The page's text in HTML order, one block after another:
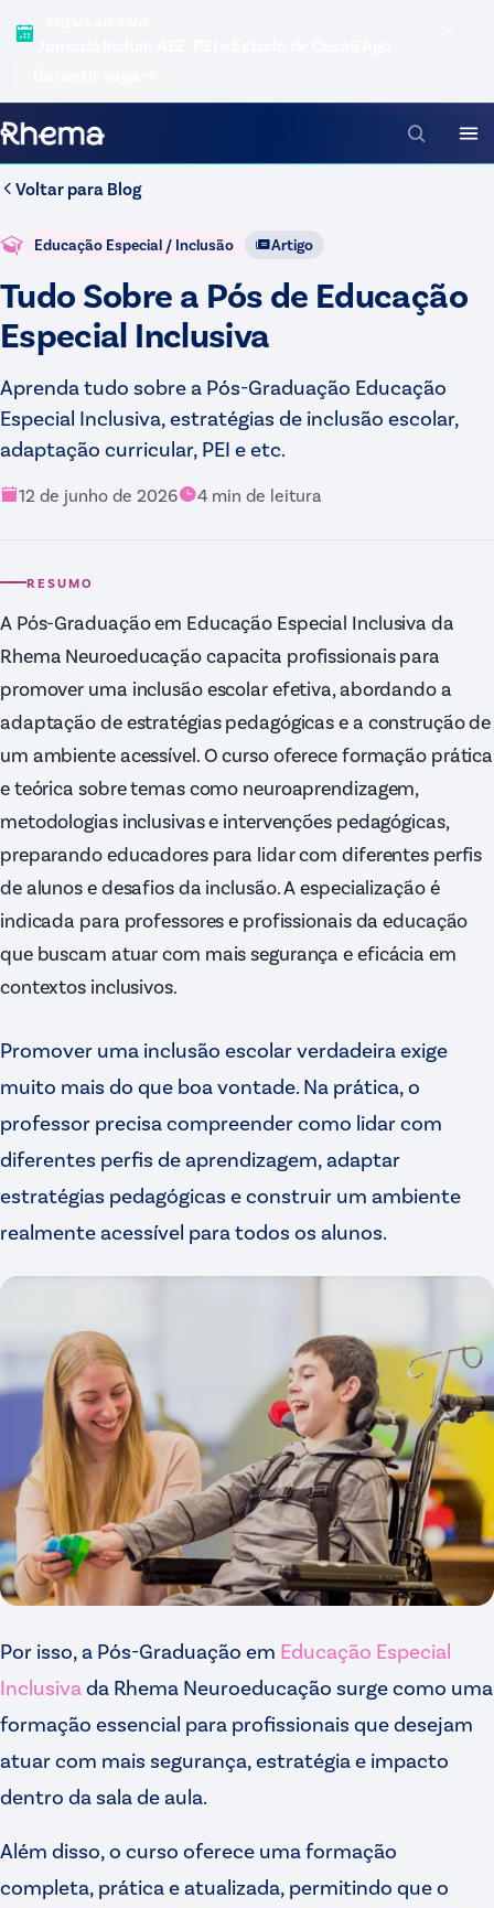
Voltar para Blog
Educação Especial / Inclusão Artigo
Tudo Sobre a Pós de Educação
Especial Inclusiva
Aprenda tudo sobre a Pós-Graduação Educação
Especial Inclusiva, estratégias de inclusão escolar,
adaptação curricular, PEI e etc.
12 de junho de 2026 4 min de leitura
RESUMO
A Pós-Graduação em Educação Especial Inclusiva da
Rhema Neuroeducação capacita profissionais para
promover uma inclusão escolar efetiva, abordando a
adaptação de estratégias pedagógicas e a construção de
um ambiente acessível. O curso oferece formação prática
e teórica sobre temas como neuroaprendizagem,
metodologias inclusivas e intervenções pedagógicas,
preparando educadores para lidar com diferentes perfis
de alunos e desafios da inclusão. A especialização é
indicada para professores e profissionais da educação
que buscam atuar com mais segurança e eficácia em
contextos inclusivos.
Promover uma inclusão escolar verdadeira exige
muito mais do que boa vontade. Na prática, o
professor precisa compreender como lidar com
diferentes perfis de aprendizagem, adaptar
estratégias pedagógicas e construir um ambiente
realmente acessível para todos os alunos.
Por isso, a Pós-Graduação em Educação Especial
Inclusiva da Rhema Neuroeducação surge como uma
formação essencial para profissionais que desejam
atuar com mais segurança, estratégia e impacto
dentro da sala de aula.
Além disso, o curso oferece uma formação
completa, prática e atualizada, permitindo que o